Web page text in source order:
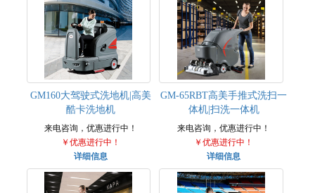
GM160大驾驶式洗地机|高美
酷卡洗地机
来电咨询，优惠进行中！
￥优惠进行中！
详细信息
GM-65RBT高美手推式洗扫一
体机|扫洗一体机
来电咨询，优惠进行中！
￥优惠进行中！
详细信息